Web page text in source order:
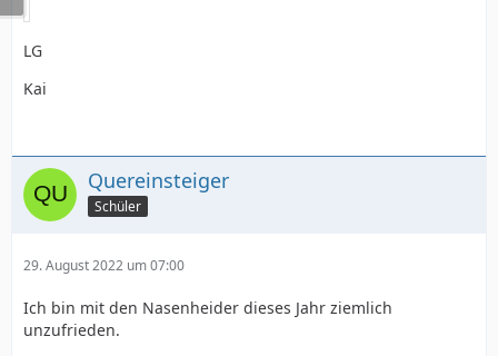
LG
Kai
Quereinsteiger
Schüler
29. August 2022 um 07:00
Ich bin mit den Nasenheider dieses Jahr ziemlich
unzufrieden.